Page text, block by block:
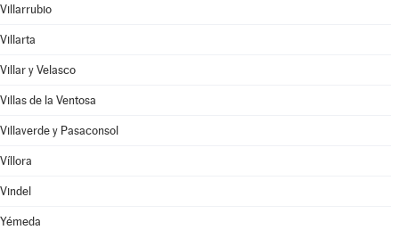
Villarrubio
Villarta
Villar y Velasco
Villas de la Ventosa
Villaverde y Pasaconsol
Víllora
Vindel
Yémeda